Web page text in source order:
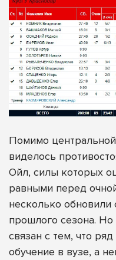
Помимо
виделось
Ойл, силы которых
равными перед
несколько обновили
прошлого сезона. Но
связан с тем, что
обучение в вузе, а